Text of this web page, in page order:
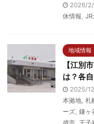
2026/
休情報, JR
地域情報
【江別
は？各
2025/
本拠地, 札
ーズ, 鎌ヶ